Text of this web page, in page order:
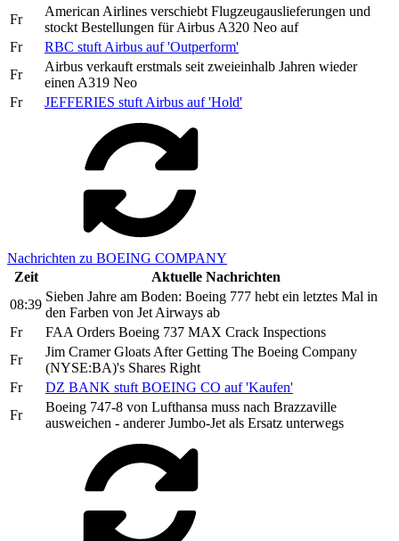
Fr
American Airlines verschiebt Flugzeugauslieferungen und
stockt Bestellungen für Airbus A320 Neo auf
Fr
RBC stuft Airbus auf 'Outperform'
Fr
Airbus verkauft erstmals seit zweieinhalb Jahren wieder
einen A319 Neo
Fr
JEFFERIES stuft Airbus auf 'Hold'
Nachrichten zu BOEING COMPANY
Zeit
Aktuelle Nachrichten
08:39
Sieben Jahre am Boden: Boeing 777 hebt ein letztes Mal in
den Farben von Jet Airways ab
Fr
FAA Orders Boeing 737 MAX Crack Inspections
Fr
Jim Cramer Gloats After Getting The Boeing Company
(NYSE:BA)'s Shares Right
Fr
DZ BANK stuft BOEING CO auf 'Kaufen'
Fr
Boeing 747-8 von Lufthansa muss nach Brazzaville
ausweichen - anderer Jumbo-Jet als Ersatz unterwegs